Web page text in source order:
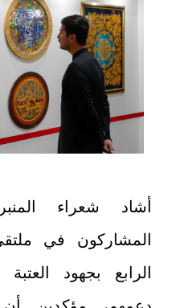
أشاد شعراء
المشاركون في
الرابع بجهود